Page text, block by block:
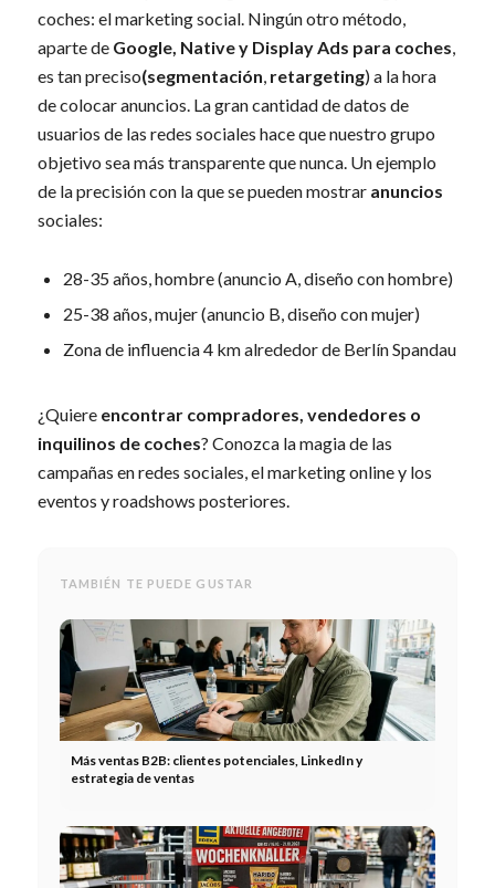
coches: el marketing social. Ningún otro método,
aparte de Google, Native y Display Ads para coches,
es tan preciso(segmentación, retargeting) a la hora
de colocar anuncios. La gran cantidad de datos de
usuarios de las redes sociales hace que nuestro grupo
objetivo sea más transparente que nunca. Un ejemplo
de la precisión con la que se pueden mostrar anuncios
sociales:
28-35 años, hombre (anuncio A, diseño con hombre)
25-38 años, mujer (anuncio B, diseño con mujer)
Zona de influencia 4 km alrededor de Berlín Spandau
¿Quiere encontrar compradores, vendedores o
inquilinos de coches? Conozca la magia de las
campañas en redes sociales, el marketing online y los
eventos y roadshows posteriores.
TAMBIÉN TE PUEDE GUSTAR
Más ventas B2B: clientes potenciales, LinkedIn y
estrategia de ventas